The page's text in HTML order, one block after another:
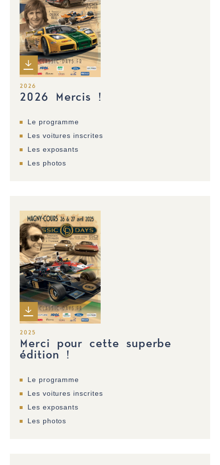
2026
2026 Mercis !
Le programme
Les voitures inscrites
Les exposants
Les photos
2025
Merci pour cette superbe
édition !
Le programme
Les voitures inscrites
Les exposants
Les photos